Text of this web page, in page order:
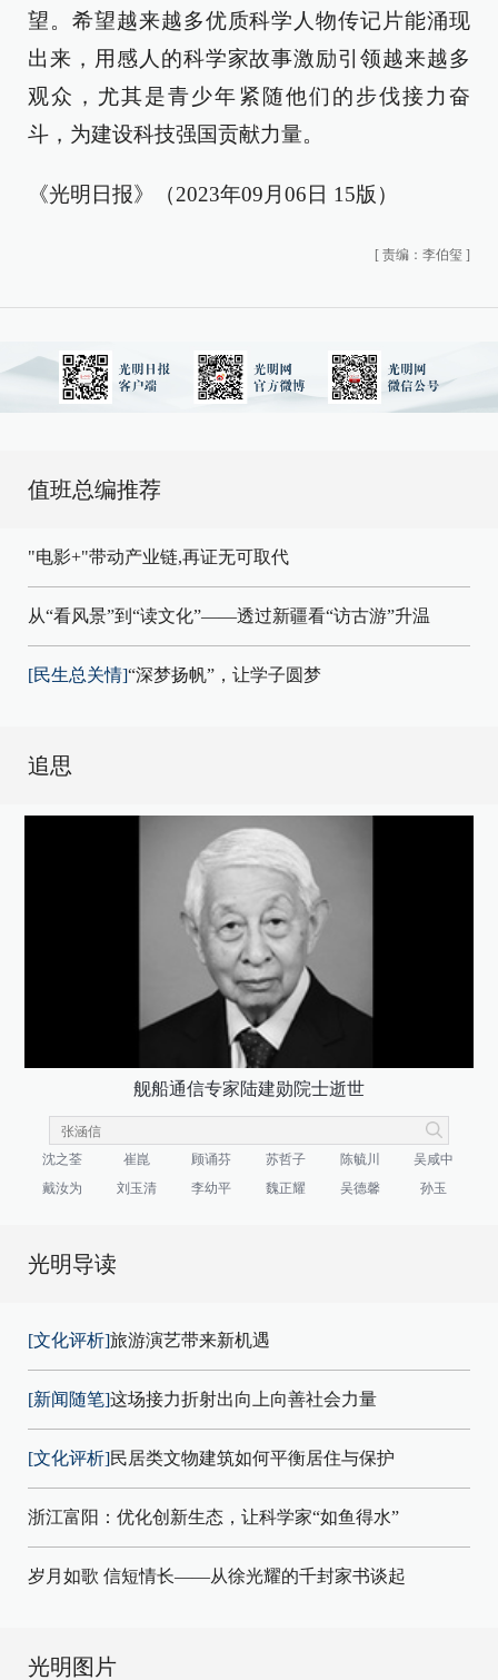
望。希望越来越多优质科学人物传记片能涌现
出来，用感人的科学家故事激励引领越来越多
观众，尤其是青少年紧随他们的步伐接力奋
斗，为建设科技强国贡献力量。
《光明日报》（2023年09月06日 15版）
[ 责编：李伯玺 ]
值班总编推荐
"电影+"带动产业链,再证无可取代
从“看风景”到“读文化”——透过新疆看“访古游”升温
[民生总关情]“深梦扬帆”，让学子圆梦
追思
舰船通信专家陆建勋院士逝世
沈之荃 崔崑 顾诵芬 苏哲子 陈毓川
吴咸中
戴汝为
刘玉清 李幼平 魏正耀 吴德馨 孙玉
光明导读
[文化评析]旅游演艺带来新机遇
[新闻随笔]这场接力折射出向上向善社会力量
[文化评析]民居类文物建筑如何平衡居住与保护
浙江富阳：优化创新生态，让科学家“如鱼得水”
岁月如歌 信短情长——从徐光耀的千封家书谈起
光明图片